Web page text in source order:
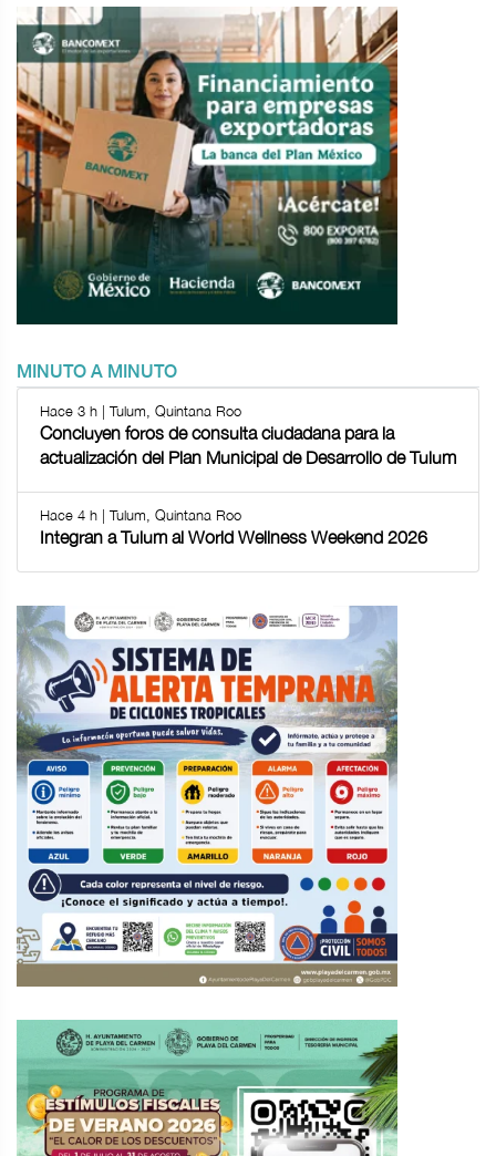
MINUTO A MINUTO
Hace 3 h | Tulum, Quintana Roo
Concluyen foros de consulta ciudadana para la
actualización del Plan Municipal de Desarrollo de Tulum
Hace 4 h | Tulum, Quintana Roo
Integran a Tulum al World Wellness Weekend 2026